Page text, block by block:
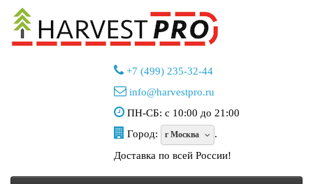
+7 (499) 235-32-44
info@harvestpro.ru
ПН-СБ: с 10:00 до 21:00
Город:
г Москва
.
Доставка по всей России!